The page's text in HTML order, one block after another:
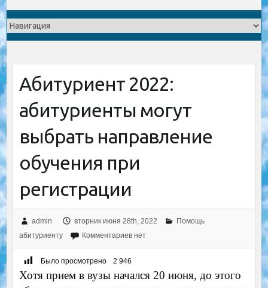
Абитуриент 2022:
абитуриенты могут
выбрать направление
обучения при
регистрации
admin вторник июня 28th, 2022
Помощь
абитуриенту
Комментариев нет
Было просмотрено 2 946
Хотя прием в вузы начался 20 июня, до этого